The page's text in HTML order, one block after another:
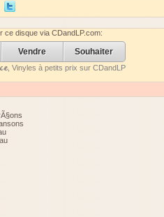
ce disque via CDandLP.com:
Vendre Souhaiter
, Vinyles à petits prix sur CDandLP